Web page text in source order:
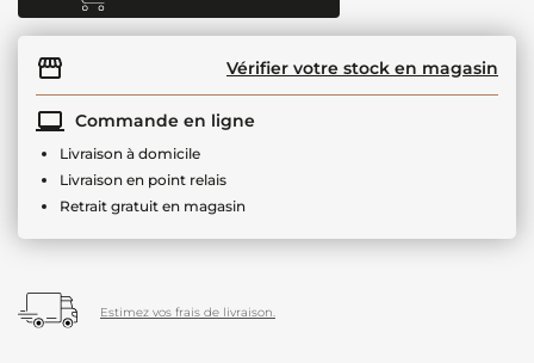
Vérifier votre stock en magasin
Commande en ligne
Livraison à domicile
Livraison en point relais
Retrait gratuit en magasin
Estimez vos frais de livraison.